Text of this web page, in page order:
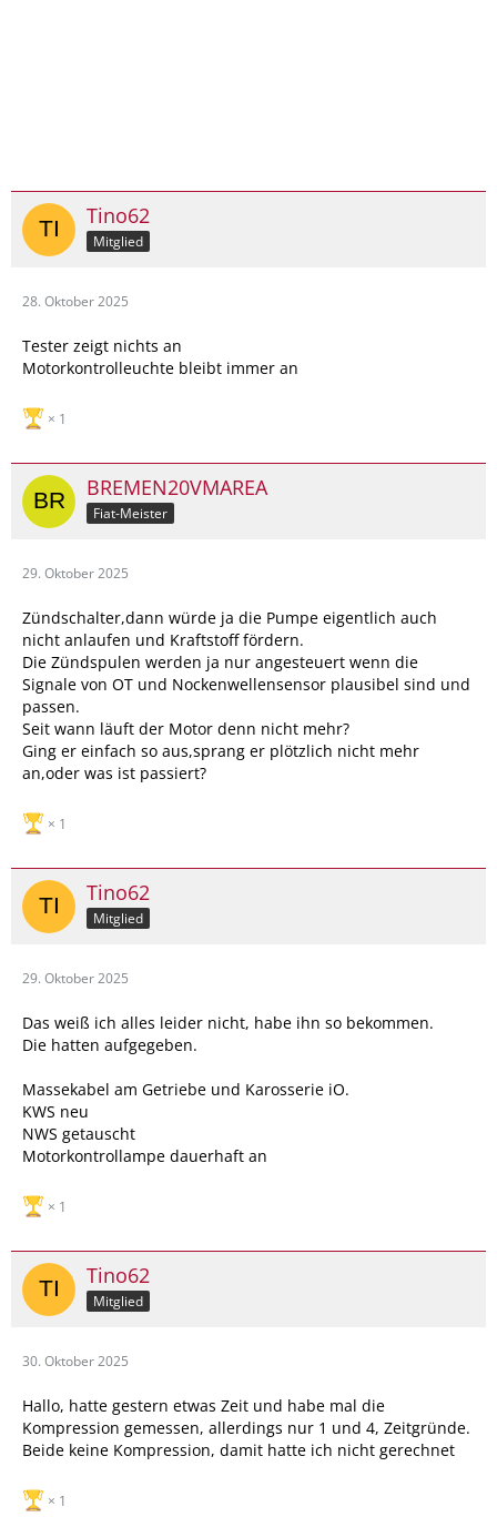
Tino62
Mitglied
28. Oktober 2025
Tester zeigt nichts an
Motorkontrolleuchte bleibt immer an
1
BREMEN20VMAREA
Fiat-Meister
29. Oktober 2025
Zündschalter,dann würde ja die Pumpe eigentlich auch
nicht anlaufen und Kraftstoff fördern.
Die Zündspulen werden ja nur angesteuert wenn die
Signale von OT und Nockenwellensensor plausibel sind und
passen.
Seit wann läuft der Motor denn nicht mehr?
Ging er einfach so aus,sprang er plötzlich nicht mehr
an,oder was ist passiert?
1
Tino62
Mitglied
29. Oktober 2025
Das weiß ich alles leider nicht, habe ihn so bekommen.
Die hatten aufgegeben.
Massekabel am Getriebe und Karosserie iO.
KWS neu
NWS getauscht
Motorkontrollampe dauerhaft an
1
Tino62
Mitglied
30. Oktober 2025
Hallo, hatte gestern etwas Zeit und habe mal die
Kompression gemessen, allerdings nur 1 und 4, Zeitgründe.
Beide keine Kompression, damit hatte ich nicht gerechnet
1